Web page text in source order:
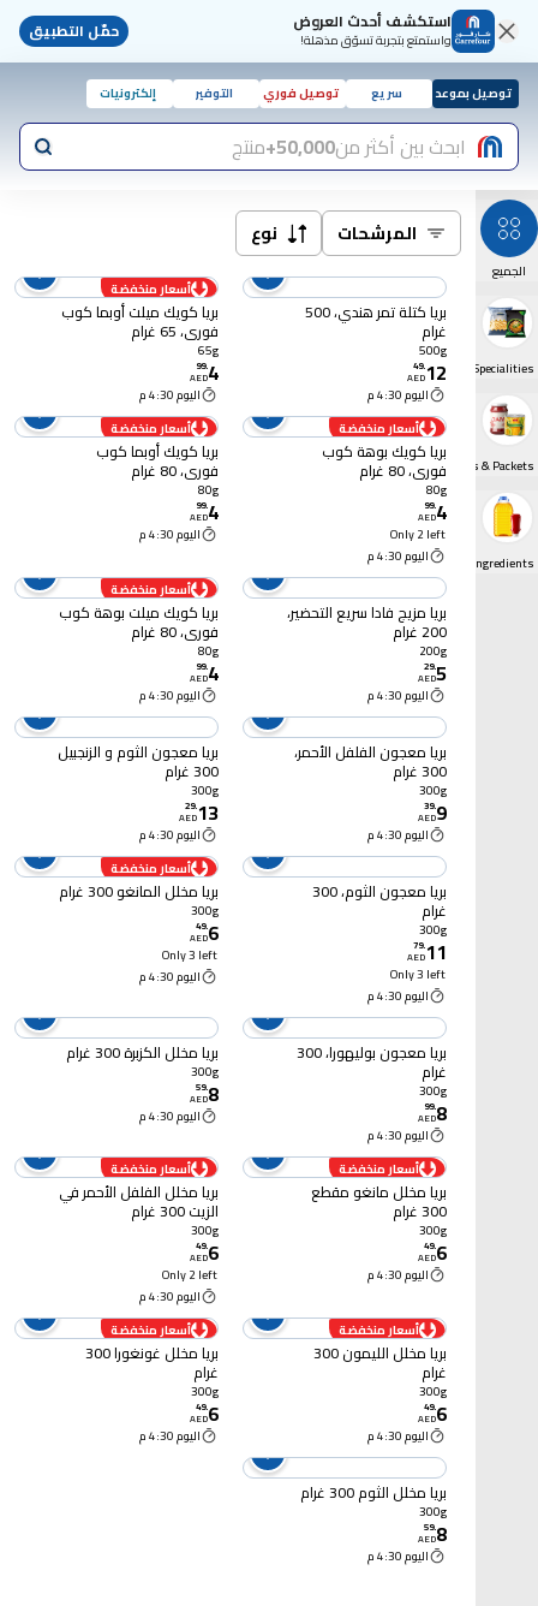
استكشف أحدث العروض
واستمتع بتجربة تسوّق مذهلة! حمّل التطبيق
توصيل بموعد سريع توصيل فوري التوفير إلكترونيات
ابحث بين أكثر من50,000+ منتج
الجميع
World Specialities
Tins, Jars & Packets
Cooking Ingredients
المرشحات نوع
بريا كتلة تمر هندي، 500
غرام
500g
12
.
49
AED
اليوم 4:30 م
أسعار منخفضة
بريا كويك ميلت أوبما كوب
فوري، 65 غرام
65g
4
.
99
AED
اليوم 4:30 م
أسعار منخفضة
بريا كويك بوهة كوب
فوري، 80 غرام
80g
4
.
99
AED
Only 2 left
اليوم 4:30 م
أسعار منخفضة
بريا كويك أوبما كوب
فوري، 80 غرام
80g
4
.
99
AED
اليوم 4:30 م
بريا مزيج فادا سريع التحضير،
200 غرام
200g
5
.
29
AED
اليوم 4:30 م
أسعار منخفضة
بريا كويك ميلت بوهة كوب
فوري، 80 غرام
80g
4
.
99
AED
اليوم 4:30 م
بريا معجون الفلفل الأحمر،
300 غرام
300g
9
.
39
AED
اليوم 4:30 م
بريا معجون الثوم و الزنجبيل
300 غرام
300g
13
.
29
AED
اليوم 4:30 م
بريا معجون الثوم، 300
غرام
300g
11
.
79
AED
Only 3 left
اليوم 4:30 م
أسعار منخفضة
بريا مخلل المانغو 300 غرام
300g
6
.
49
AED
Only 3 left
اليوم 4:30 م
بريا معجون بوليهورا، 300
غرام
300g
8
.
99
AED
اليوم 4:30 م
بريا مخلل الكزبرة 300 غرام
300g
8
.
59
AED
اليوم 4:30 م
أسعار منخفضة
بريا مخلل مانغو مقطع
300 غرام
300g
6
.
49
AED
اليوم 4:30 م
أسعار منخفضة
بريا مخلل الفلفل الأحمر في
الزيت 300 غرام
300g
6
.
49
AED
Only 2 left
اليوم 4:30 م
أسعار منخفضة
بريا مخلل الليمون 300
غرام
300g
6
.
49
AED
اليوم 4:30 م
أسعار منخفضة
بريا مخلل غونغورا 300
غرام
300g
6
.
49
AED
اليوم 4:30 م
بريا مخلل الثوم 300 غرام
300g
8
.
59
AED
اليوم 4:30 م